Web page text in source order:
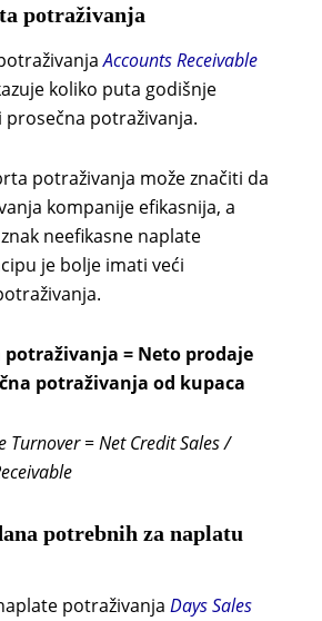
potraživanja
Accounts Receivable
koliko puta godišnje
potraživanja.
potraživanja može značiti da
kompanije efikasnija, a
neefikasne naplate
je bolje imati veći
= Neto prodaje
potraživanja od kupaca
Turnover = Net Credit Sales /
potrebnih za naplatu
potraživanja Days Sales